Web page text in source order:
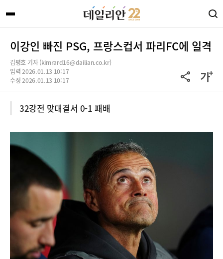
이강인 빠진 PSG, 프랑스컵서 파리FC에 일격
김평호 기자 (kimrard16@dailian.co.kr)
입력 2026.01.13 10:17
수정 2026.01.13 10:17
32강전 맞대결서 0-1 패배